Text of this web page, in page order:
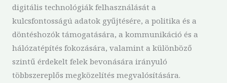
digitális technológiák felhasználását a
kulcsfontosságú adatok gyűjtésére, a politika és a
döntéshozók támogatására, a kommunikáció és a
hálózatépítés fokozására, valamint a különböző
szintű érdekelt felek bevonására irányuló
többszereplős megközelítés megvalósítására.